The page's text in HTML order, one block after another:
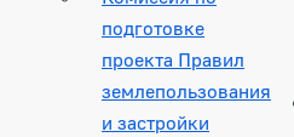
подготовке
проекта Правил
землепользования
и застройки